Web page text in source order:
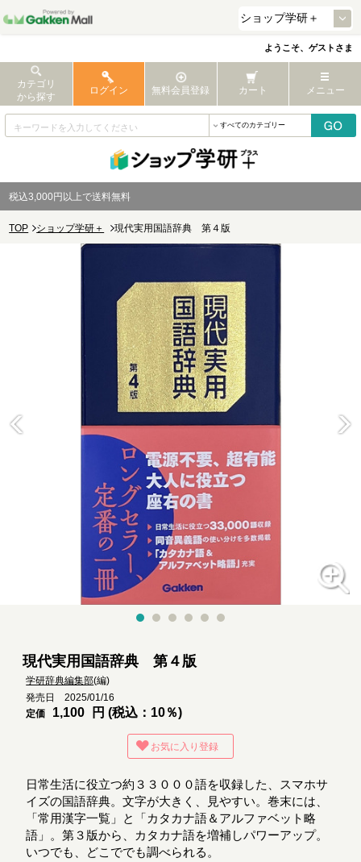
ようこそ、ゲストさま
カテゴリ
から探す
ログイン 無料会員登録 カート メニュー
税込3,000円以上で送料無料
TOP ショップ学研＋ 現代実用国語辞典 第４版
現代実用国語辞典 第４版
学研辞典編集部(編)
発売日 2025/01/16
定価
1,100 円 (税込：10％)
お気に入り登録
日常生活に役立つ約３３０００語を収録した、スマホサ
イズの国語辞典。文字が大きく、見やすい。巻末には、
「常用漢字一覧」と「カタカナ語＆アルファベット略
語」。第３版から、カタカナ語を増補しパワーアップ。
いつでも、どこででも調べられる。